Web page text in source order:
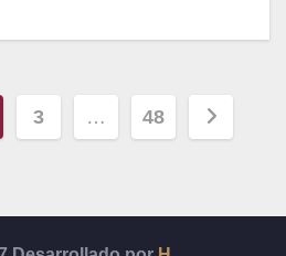
3 … 48